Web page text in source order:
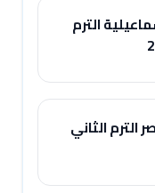
الترم
الترم الثاني